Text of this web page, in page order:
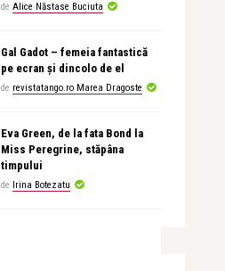
de Alice Năstase Buciuta
Gal Gadot – femeia fantastică
pe ecran și dincolo de el
de revistatango.ro Marea Dragoste
Eva Green, de la fata Bond la
Miss Peregrine, stăpâna
timpului
de Irina Botezatu